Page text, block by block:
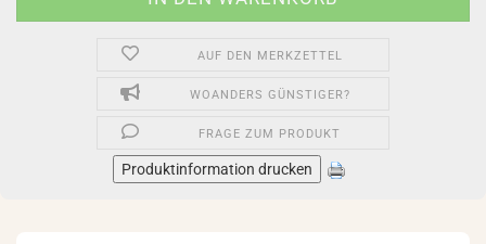
AUF DEN MERKZETTEL
WOANDERS GÜNSTIGER?
FRAGE ZUM PRODUKT
Produktinformation drucken